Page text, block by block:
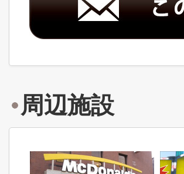
周辺施設